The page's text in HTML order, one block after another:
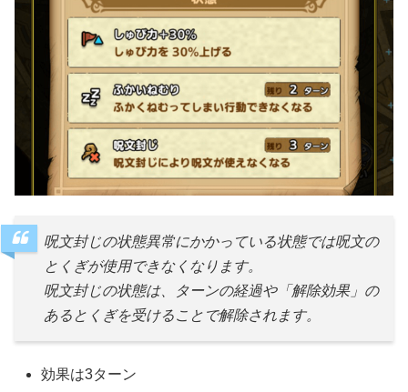
呪文封じの状態異常にかかっている状態では呪文の
とくぎが使用できなくなります。
呪文封じの状態は、ターンの経過や「解除効果」の
あるとくぎを受けることで解除されます。
効果は3ターン